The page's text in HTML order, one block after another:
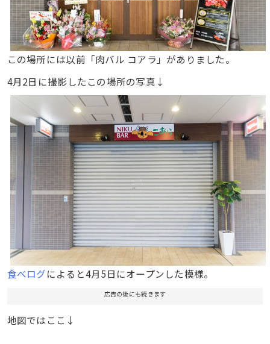
この場所には以前「肉バル コアラ」がありました。
4月2日に撮影したこの場所の写真↓
食べログによると4月5日にオープンした模様。
広告の後にも続きます
地図ではここ↓